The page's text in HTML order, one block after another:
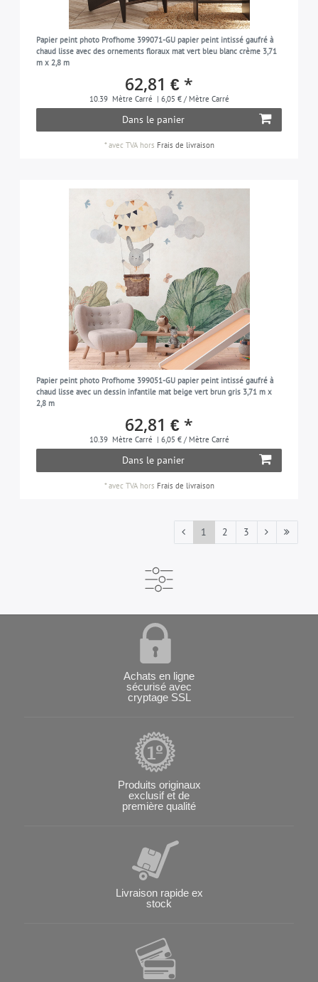
Papier peint photo Profhome 399071-GU papier peint intissé gaufré à
chaud lisse avec des ornements floraux mat vert bleu blanc crème 3,71
m x 2,8 m
62,81 € *
10.39 Mètre Carré | 6,05 € / Mètre Carré
Dans le panier
*avec TVAhors Frais de livraison
Papier peint photo Profhome 399051-GU papier peint intissé gaufré à
chaud lisse avec un dessin infantile mat beige vert brun gris 3,71 m x
2,8 m
62,81 € *
10.39 Mètre Carré | 6,05 € / Mètre Carré
Dans le panier
*avec TVAhors Frais de livraison
1 2 3
Achats en ligne
sécurisé avec
cryptage SSL
Produits originaux
exclusif et de
première qualité
Livraison rapide ex
stock